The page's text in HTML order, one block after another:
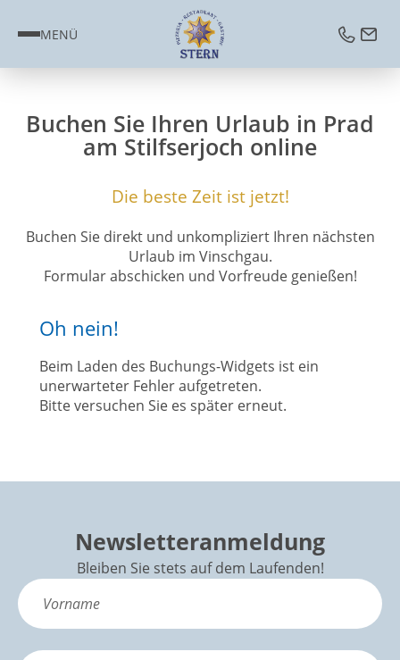
MENÜ
Buchen Sie Ihren Urlaub in Prad
am Stilfserjoch online
Die beste Zeit ist jetzt!
Buchen Sie direkt und unkompliziert Ihren nächsten
Urlaub im Vinschgau.
Formular abschicken und Vorfreude genießen!
Oh nein!
Beim Laden des Buchungs-Widgets ist ein
unerwarteter Fehler aufgetreten.
Bitte versuchen Sie es später erneut.
Newsletteranmeldung
Bleiben Sie stets auf dem Laufenden!